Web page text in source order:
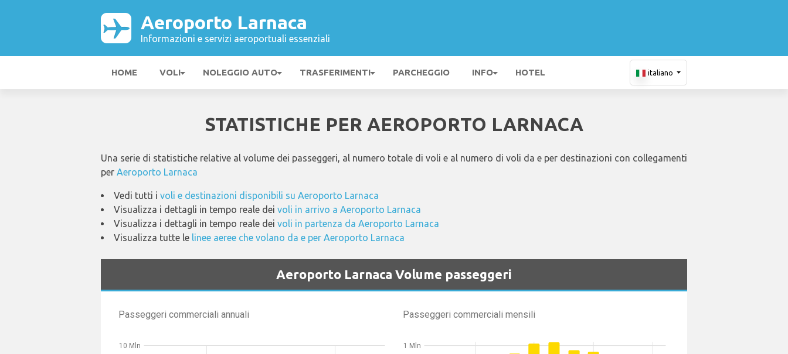
Aeroporto Larnaca
Informazioni e servizi aeroportuali essenziali
HOME VOLI NOLEGGIO AUTO TRASFERIMENTI PARCHEGGIO INFO HOTEL italiano
STATISTICHE PER AEROPORTO LARNACA
Una serie di statistiche relative al volume dei passeggeri, al numero totale di voli e al numero di voli da e per destinazioni con collegamenti
per Aeroporto Larnaca
Vedi tutti i voli e destinazioni disponibili su Aeroporto Larnaca
Visualizza i dettagli in tempo reale dei voli in arrivo a Aeroporto Larnaca
Visualizza i dettagli in tempo reale dei voli in partenza da Aeroporto Larnaca
Visualizza tutte le linee aeree che volano da e per Aeroporto Larnaca
Aeroporto Larnaca Volume passeggeri
Passeggeri commerciali annuali
10 Mln
Passeggeri commerciali mensili
1 Mln